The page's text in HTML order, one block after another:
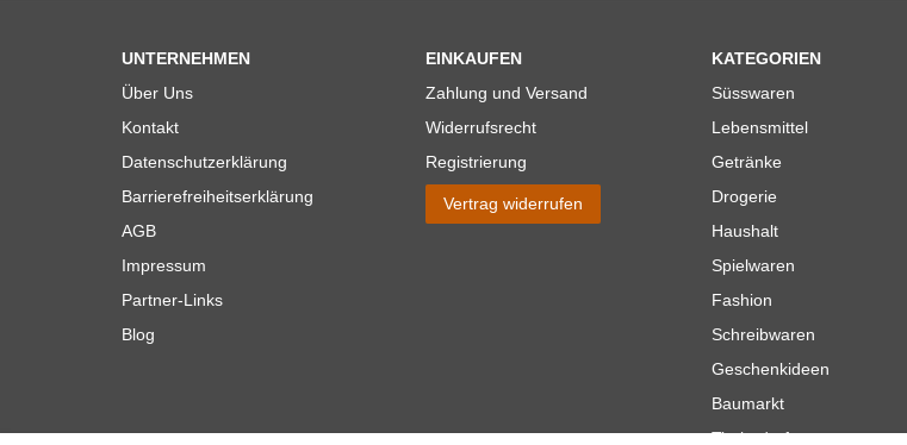
UNTERNEHMEN
Über Uns
Kontakt
Datenschutzerklärung
Barrierefreiheitserklärung
AGB
Impressum
Partner-Links
Blog
EINKAUFEN
Zahlung und Versand
Widerrufsrecht
Registrierung
Vertrag widerrufen
KATEGORIEN
Süsswaren
Lebensmittel
Getränke
Drogerie
Haushalt
Spielwaren
Fashion
Schreibwaren
Geschenkideen
Baumarkt
Tierbedarf